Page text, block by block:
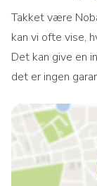
Takket være
kan vi ofte vise,
Det kan give en
det er ingen